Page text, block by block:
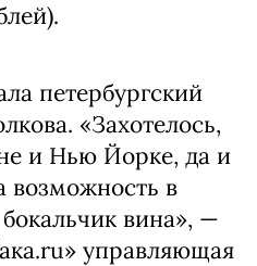
петербургский
«Захотелось,
и Нью Йорке, да и
возможность в
вина», —
управляющая